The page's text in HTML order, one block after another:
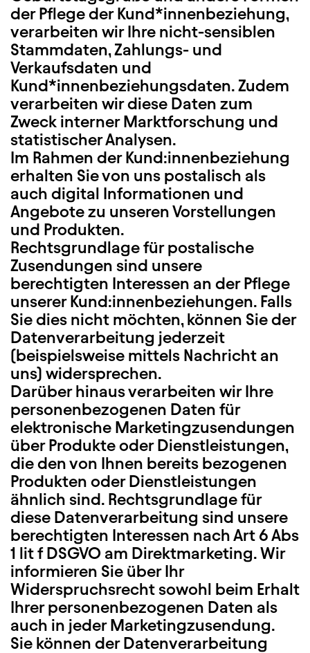
der Pflege der Kund*innenbeziehung,
verarbeiten wir Ihre nicht-sensiblen
Stammdaten, Zahlungs- und
Verkaufsdaten und
Kund*innenbeziehungsdaten. Zudem
verarbeiten wir diese Daten zum
Zweck interner Marktforschung und
statistischer Analysen.
Im Rahmen der Kund:innenbeziehung
erhalten Sie von uns postalisch als
auch digital Informationen und
Angebote zu unseren Vorstellungen
und Produkten.
Rechtsgrundlage für postalische
Zusendungen sind unsere
berechtigten Interessen an der Pflege
unserer Kund:innenbeziehungen. Falls
Sie dies nicht möchten, können Sie der
Datenverarbeitung jederzeit
(beispielsweise mittels Nachricht an
uns) widersprechen.
Darüber hinaus verarbeiten wir Ihre
personenbezogenen Daten für
elektronische Marketingzusendungen
über Produkte oder Dienstleistungen,
die den von Ihnen bereits bezogenen
Produkten oder Dienstleistungen
ähnlich sind. Rechtsgrundlage für
diese Datenverarbeitung sind unsere
berechtigten Interessen nach Art 6 Abs
1 lit f DSGVO am Direktmarketing. Wir
informieren Sie über Ihr
Widerspruchsrecht sowohl beim Erhalt
Ihrer personenbezogenen Daten als
auch in jeder Marketingzusendung.
Sie können der Datenverarbeitung